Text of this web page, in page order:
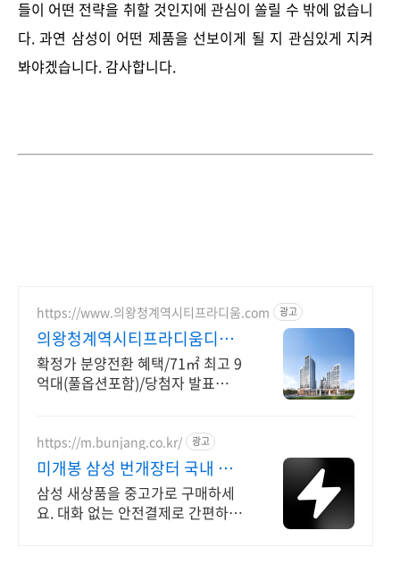
들이 어떤 전략을 취할 것인지에 관심이 쏠릴 수 밖에 없습니
다. 과연 삼성이 어떤 제품을 선보이게 될 지 관심있게 지켜
봐야겠습니다. 감사합니다.
https://www.의왕청계역시티프라디움.com 광고
의왕청계역시티프라디움디하
모니
확정가 분양전환 혜택/71㎡ 최고 9
억대(풀옵션포함)/당첨자 발표
https://m.bunjang.co.kr/ 광고
미개봉 삼성 번개장터 국내 최
대 브랜드 중고거래
삼성 새상품을 중고가로 구매하세
요. 대화 없는 안전결제로 간편하게!